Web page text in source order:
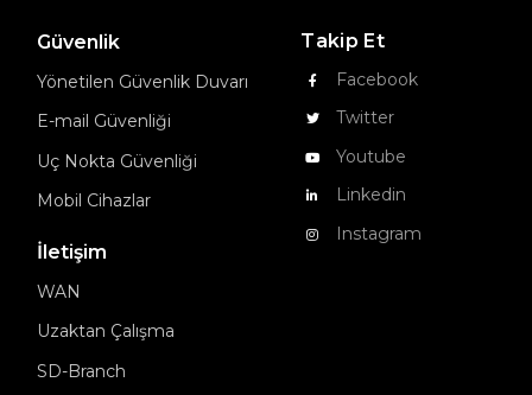
Güvenlik
Yönetilen Güvenlik Duvarı
E-mail Güvenliği
Uç Nokta Güvenliği
Mobil Cihazlar
İletişim
WAN
Uzaktan Çalışma
SD-Branch
Takip Et
Facebook
Twitter
Youtube
Linkedin
Instagram